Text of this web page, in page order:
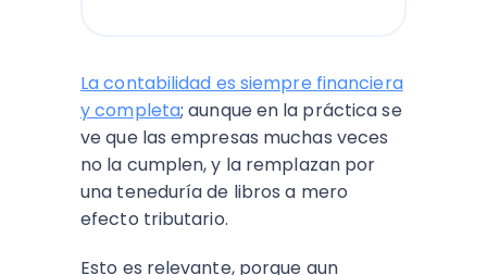
La contabilidad es siempre financiera
y completa; aunque en la práctica se
ve que las empresas muchas veces
no la cumplen, y la remplazan por
una teneduría de libros a mero
efecto tributario.
Esto es relevante, porque aun